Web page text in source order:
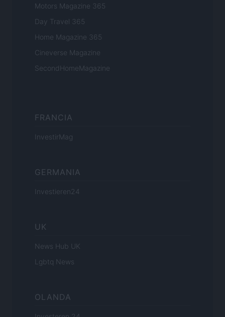
Motors Magazine 365
Day Travel 365
Home Magazine 365
Cineverse Magazine
SecondHomeMagazine
FRANCIA
InvestirMag
GERMANIA
Investieren24
UK
News Hub UK
Lgbtq News
OLANDA